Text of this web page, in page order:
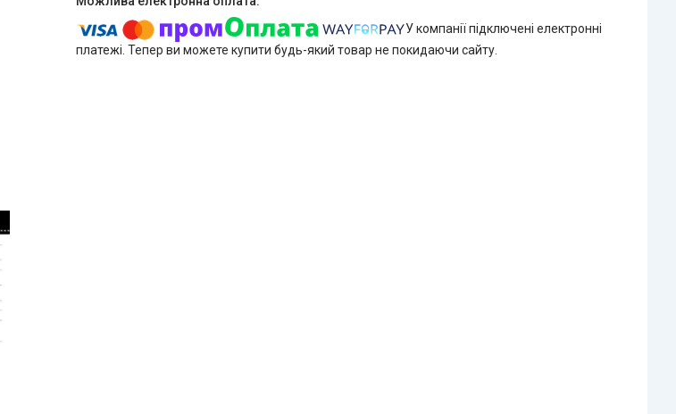
У компанії підключені електронні
платежі. Тепер ви можете купити будь-який товар не покидаючи сайту.